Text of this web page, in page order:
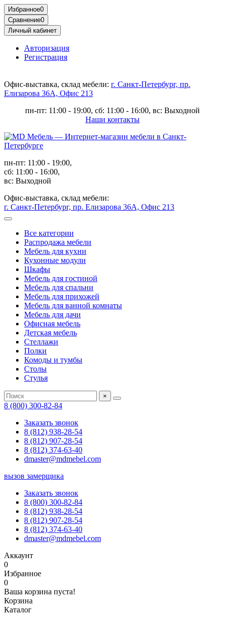
Избранное0
Сравнение0
Личный кабинет
Авторизация
Регистрация
Офис-выставка, склад мебели: г. Санкт-Петербург, пр.
Елизарова 36А, Офис 213
пн-пт: 11:00 - 19:00, сб: 11:00 - 16:00, вс: Выходной
Наши контакты
пн-пт: 11:00 - 19:00,
сб: 11:00 - 16:00,
вс: Выходной
Офис-выставка, склад мебели:
г. Санкт-Петербург, пр. Елизарова 36А, Офис 213
Все категории
Распродажа мебели
Мебель для кухни
Кухонные модули
Шкафы
Мебель для гостиной
Мебель для спальни
Мебель для прихожей
Мебель для ванной комнаты
Мебель для дачи
Офисная мебель
Детская мебель
Стеллажи
Полки
Комоды и тумбы
Столы
Стулья
×
8 (800) 300-82-84
Заказать звонок
8 (812) 938-28-54
8 (812) 907-28-54
8 (812) 374-63-40
dmaster@mdmebel.com
вызов замерщика
Заказать звонок
8 (800) 300-82-84
8 (812) 938-28-54
8 (812) 907-28-54
8 (812) 374-63-40
dmaster@mdmebel.com
Аккаунт
0
Избранное
0
Ваша корзина пуста!
Корзина
Каталог